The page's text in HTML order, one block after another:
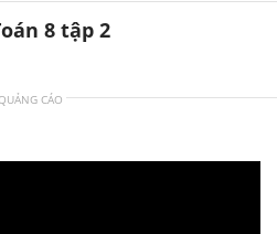
8 tập 2
CÁO